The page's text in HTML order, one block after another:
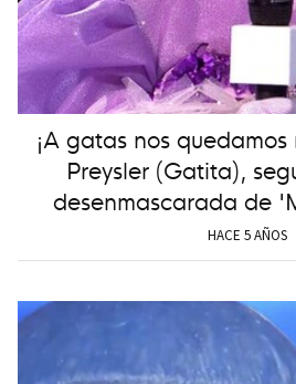
¡A gatas nos
Preysler (Gatita),
desenmascarada de
HACE 5 AÑOS